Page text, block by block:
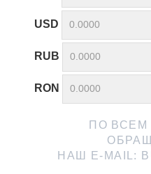
USD
RUB
RON
ПО ВСЕМ
НАШ E-MAIL: